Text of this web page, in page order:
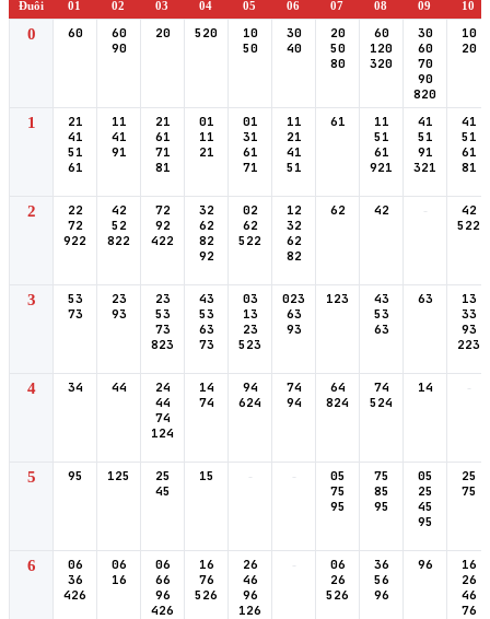
Đuôi 01 02 03 04 05 06 07 08 09 10
0 60
60
90
20 520
10
50
30
40
20
50
80
60
120
320
30
60
70
90
820
10
20
1
21
41
51
61
11
41
91
21
61
71
81
01
11
21
01
31
61
71
11
21
41
51
61
11
51
61
921
41
51
91
321
41
51
61
81
2
22
72
922
42
52
822
72
92
422
32
62
82
92
02
62
522
12
32
62
82
62 42 -
42
522
3
53
73
23
93
23
53
73
823
43
53
63
73
03
13
23
523
023
63
93
123
43
53
63
63
13
33
93
223
4 34 44
24
44
74
124
14
74
94
624
74
94
64
824
74
524
14 -
5 95 125
25
45
15 - -
05
75
95
75
85
95
05
25
45
95
25
75
6
06
36
426
06
16
06
66
96
426
16
76
526
26
46
96
126
-
06
26
526
36
56
96
96
16
26
46
76